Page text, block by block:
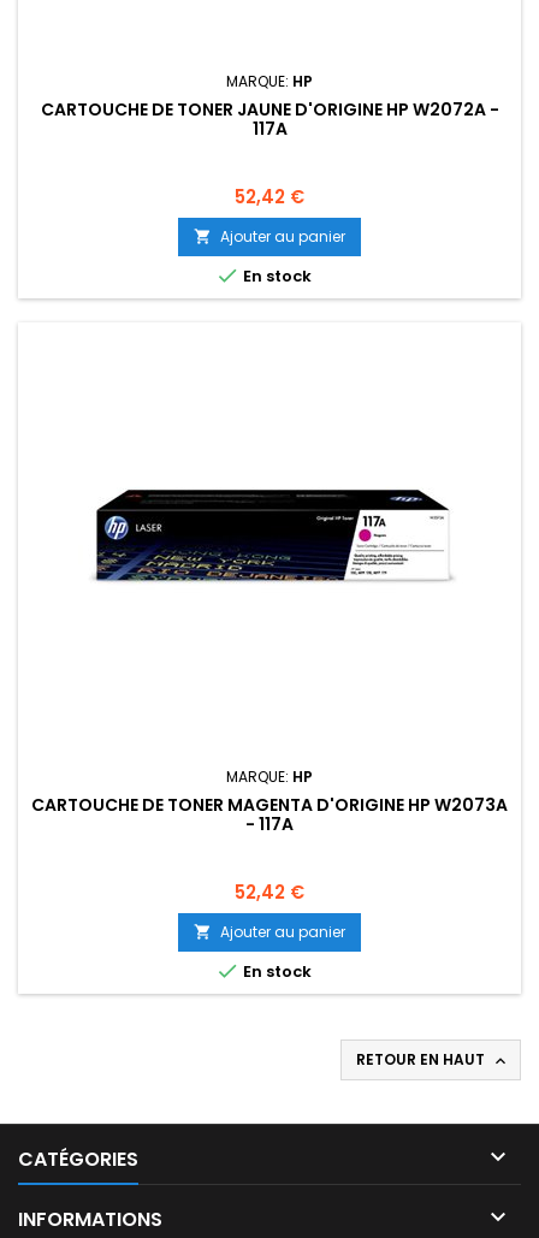
MARQUE: HP
CARTOUCHE DE TONER JAUNE D'ORIGINE HP W2072A -
117A
Prix
52,42 €
 Ajouter au panier
 En stock
MARQUE: HP
CARTOUCHE DE TONER MAGENTA D'ORIGINE HP W2073A
- 117A
Prix
52,42 €
 Ajouter au panier
 En stock
RETOUR EN HAUT 
CATÉGORIES 
INFORMATIONS 